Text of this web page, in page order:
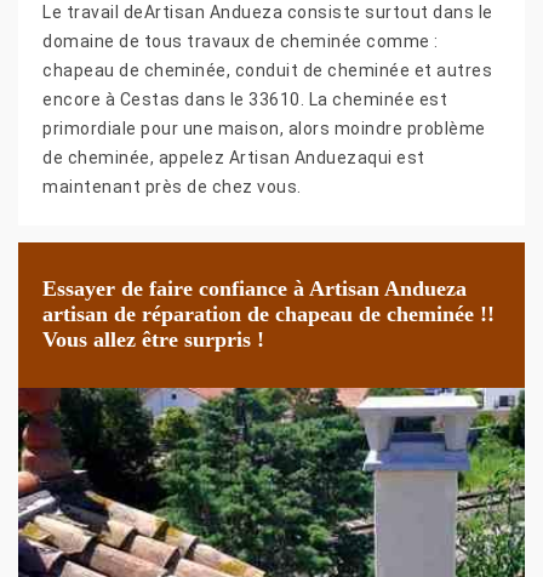
Le travail deArtisan Andueza consiste surtout dans le
domaine de tous travaux de cheminée comme :
chapeau de cheminée, conduit de cheminée et autres
encore à Cestas dans le 33610. La cheminée est
primordiale pour une maison, alors moindre problème
de cheminée, appelez Artisan Anduezaqui est
maintenant près de chez vous.
Essayer de faire confiance à Artisan Andueza
artisan de réparation de chapeau de cheminée !!
Vous allez être surpris !